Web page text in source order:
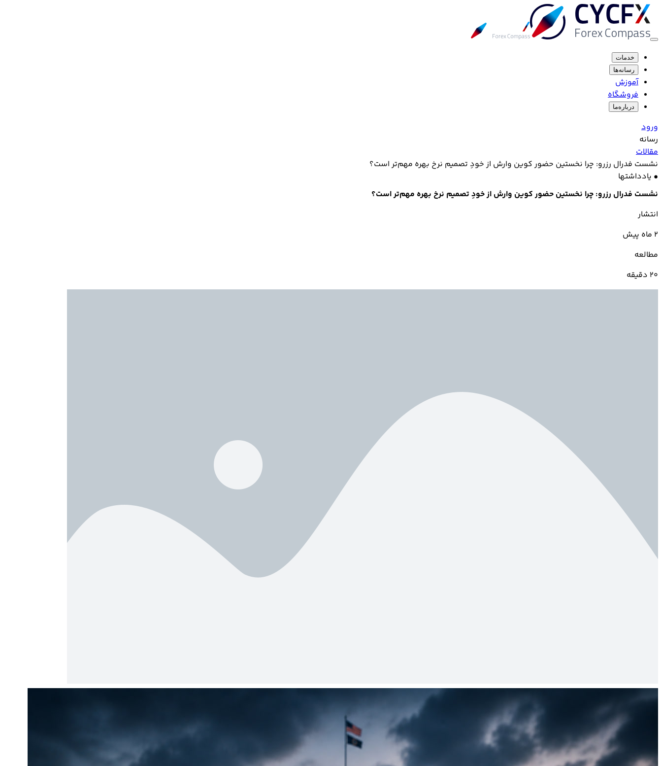
خدمات
رسانه‌ها
آموزش
فروشگاه
درباره‌ما
ورود
رسانه
مقالات
نشست فدرال رزرو: چرا نخستین حضور کوین وارش از خودِ تصمیم نرخ بهره مهم‌تر است؟
• یادداشتها
نشست فدرال رزرو: چرا نخستین حضور کوین وارش از خودِ تصمیم نرخ بهره مهم‌تر است؟
انتشار
2 ماه پیش
مطالعه
20 دقیقه